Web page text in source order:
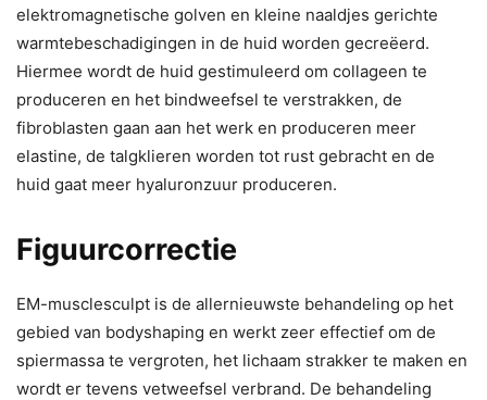
elektromagnetische golven en kleine naaldjes gerichte
warmtebeschadigingen in de huid worden gecreëerd.
Hiermee wordt de huid gestimuleerd om collageen te
produceren en het bindweefsel te verstrakken, de
fibroblasten gaan aan het werk en produceren meer
elastine, de talgklieren worden tot rust gebracht en de
huid gaat meer hyaluronzuur produceren.
Figuurcorrectie
EM-musclesculpt is de allernieuwste behandeling op het
gebied van bodyshaping en werkt zeer effectief om de
spiermassa te vergroten, het lichaam strakker te maken en
wordt er tevens vetweefsel verbrand. De behandeling